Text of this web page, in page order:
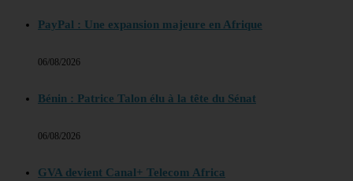
PayPal : Une expansion majeure en Afrique
06/08/2026
Bénin : Patrice Talon élu à la tête du Sénat
06/08/2026
GVA devient Canal+ Telecom Africa